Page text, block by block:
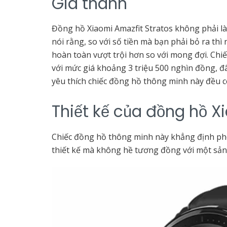
Đồng hồ Xiaomi Amazfit Stratos không phải
nói rằng, so với số tiền mà bạn phải bỏ ra
hoàn toàn vượt trội hơn so với mong đợi.
với mức giá khoảng 3 triệu 500 nghìn đồng,
yêu thích chiếc đồng hồ thông minh này đều
Thiết kế của đồng hồ
Chiếc đồng hồ thông minh này khẳng định
thiết kế mà không hề tương đồng với một